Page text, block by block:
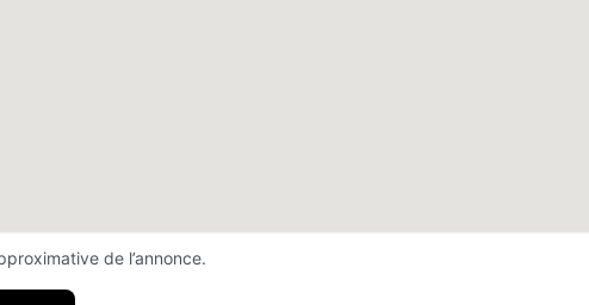
de l’annonce.